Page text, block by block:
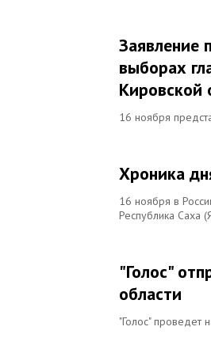
Заявление
выборах
Кировской
16 ноября
Хроника
16 ноября в
Республика Саха
"Голос"
области
"Голос" проведет